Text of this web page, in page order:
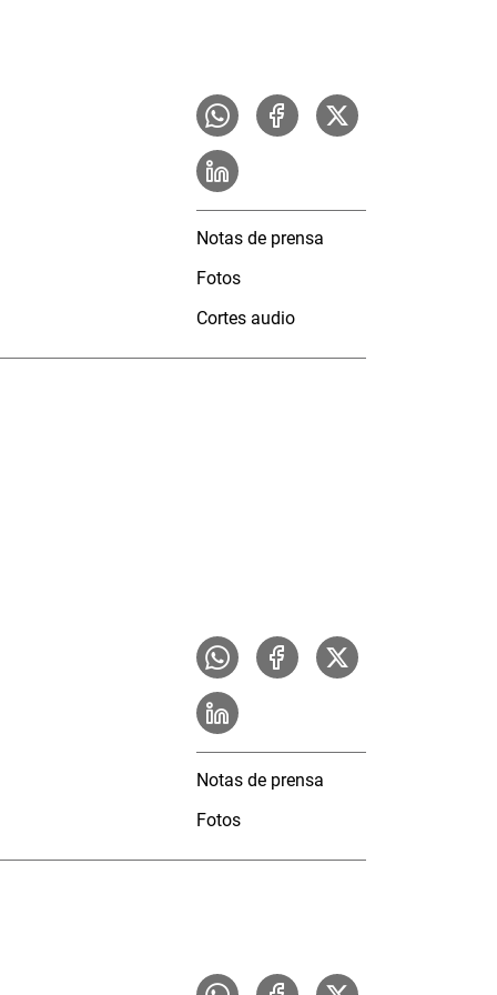
Notas de prensa
Fotos
Cortes audio
Notas de prensa
Fotos